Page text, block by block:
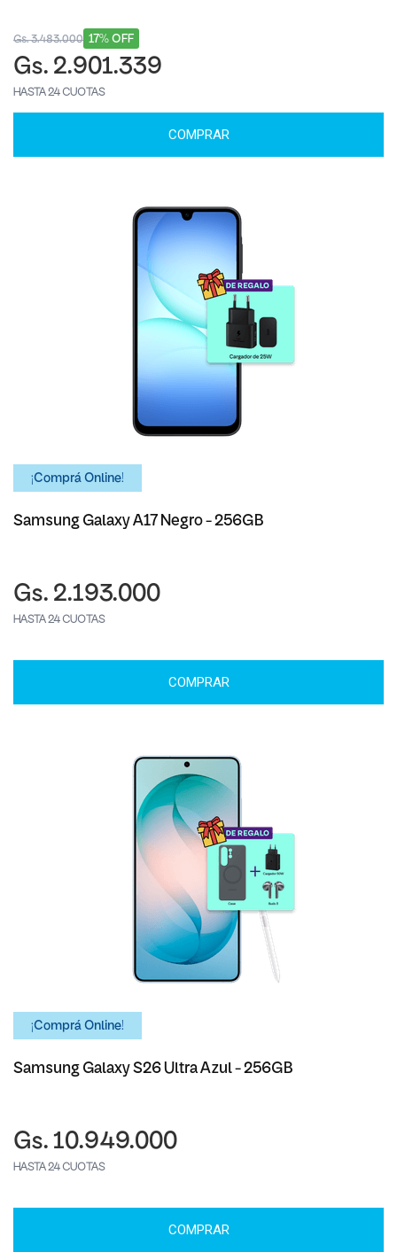
17% OFF
Gs. 3.483.000
Gs. 2.901.339
HASTA 24 CUOTAS
COMPRAR
¡Comprá Online!
Samsung Galaxy A17 Negro - 256GB
Gs. 2.193.000
HASTA 24 CUOTAS
COMPRAR
¡Comprá Online!
Samsung Galaxy S26 Ultra Azul - 256GB
Gs. 10.949.000
HASTA 24 CUOTAS
COMPRAR